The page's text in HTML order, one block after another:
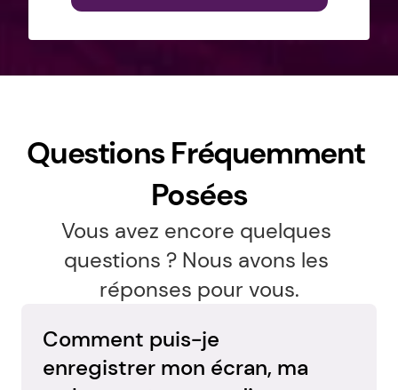
Questions Fréquemment
Posées
Vous avez encore quelques
questions ? Nous avons les
réponses pour vous.
Comment puis-je
enregistrer mon écran, ma